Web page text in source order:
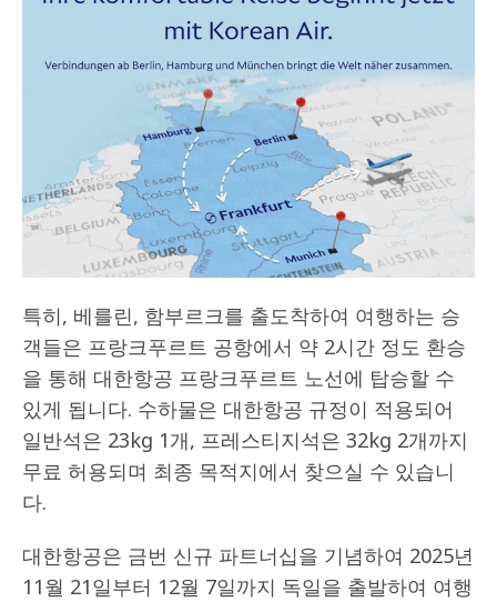
특히, 베를린, 함부르크를 출도착하여 여행하는 승
객들은 프랑크푸르트 공항에서 약 2시간 정도 환승
을 통해 대한항공 프랑크푸르트 노선에 탑승할 수
있게 됩니다. 수하물은 대한항공 규정이 적용되어
일반석은 23kg 1개, 프레스티지석은 32kg 2개까지
무료 허용되며 최종 목적지에서 찾으실 수 있습니
다.
대한항공은 금번 신규 파트너십을 기념하여 2025년
11월 21일부터 12월 7일까지 독일을 출발하여 여행